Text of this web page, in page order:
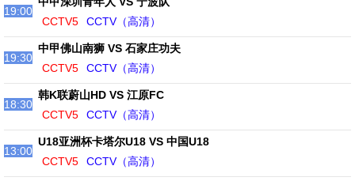
19:00
CCTV5
CCTV（高清）
19:30
中甲佛山南狮 VS 石家庄功夫
CCTV5
CCTV（高清）
18:30
韩K联蔚山HD VS 江原FC
CCTV5
CCTV（高清）
13:00
U18亚洲杯卡塔尔U18 VS 中国U18
CCTV5
CCTV（高清）